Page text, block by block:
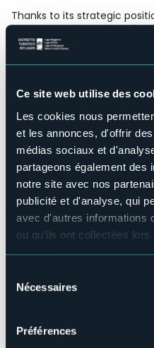
Ce site web utilise des
Les cookies nous
et les annonces, d'offrir
médias sociaux et
partageons également des
notre site avec nos
publicité et d'analyse, qui
avec d'autres informations
ou qu'ils ont collectées
services.
manière de les gérer et de
Nécessaires
Préférences
Thanks to its strategic
many natural, sports and
Structure pour handicapés
No
Salles de conférences
No
Piscine
No
Animaux acceptés
No
Nombres de chambres
3
Nombres de lits
6
info@bbchaletilpicchio.it
+39 349 4965163 / +39 347